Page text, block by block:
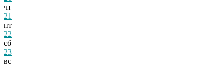
чт
21
пт
22
сб
23
вс